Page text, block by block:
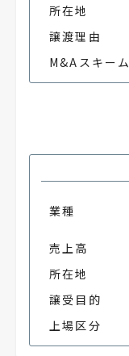
所在地
譲渡理由
M&Aスキーム
業種
売上高
所在地
譲受目的
上場区分